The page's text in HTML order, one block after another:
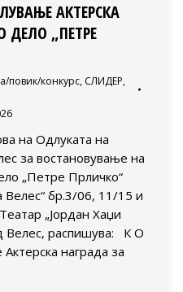
АКТЕРСКА
ДЕЛО „ПЕТРЕ
повик/конкурс, СЛИДЕР,
на Одлуката на
за востановување на
„Петре Прличко“
Велес“ бр.3/06, 11/15 и
„Јордан Хаџи
Велес, распишува: К О
награда за